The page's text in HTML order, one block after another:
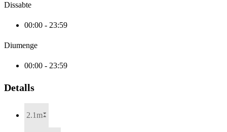
Dissabte
00:00 - 23:59
Diumenge
00:00 - 23:59
Detalls
2.1m